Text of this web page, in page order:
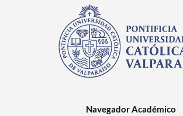
Navegador Académico